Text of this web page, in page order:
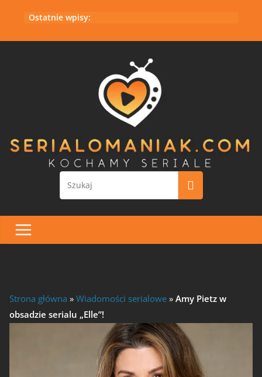
Ostatnie wpisy:
Strona główna » Wiadomości serialowe » Amy Pietz w
obsadzie serialu „Elle”!